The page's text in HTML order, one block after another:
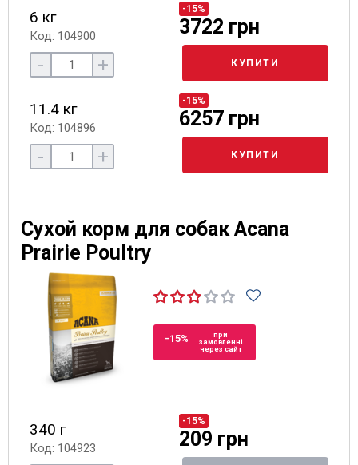
6 кг
Код: 104900
-15%
3722 грн
- + КУПИТИ
11.4 кг
Код: 104896
-15%
6257 грн
- + КУПИТИ
Сухой корм для собак Acana
Prairie Poultry
-15%
при
замовленні
через сайт
340 г
Код: 104923
-15%
209 грн